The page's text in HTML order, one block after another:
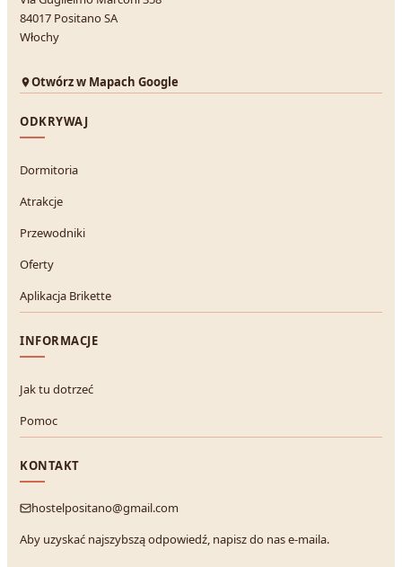
84017 Positano SA
Włochy
Otwórz w Mapach Google
ODKRYWAJ
Dormitoria
Atrakcje
Przewodniki
Oferty
Aplikacja Brikette
INFORMACJE
Jak tu dotrzeć
Pomoc
KONTAKT
hostelpositano@gmail.com
Aby uzyskać najszybszą odpowiedź, napisz do nas e-maila.